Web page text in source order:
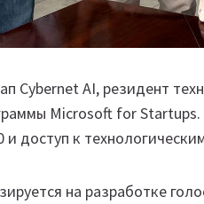
Cybernet AI, резидент
Microsoft for
и доступ к
на разработке